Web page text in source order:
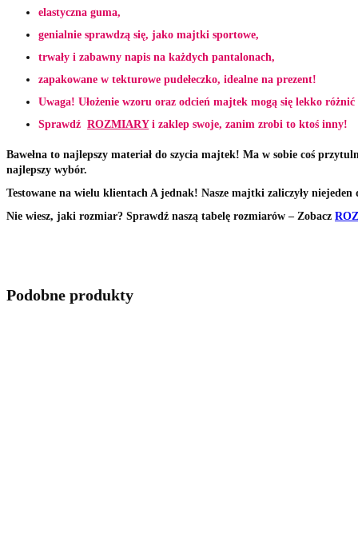
elastyczna guma,
genialnie sprawdzą się, jako majtki sportowe,
trwały i zabawny napis na każdych pantalonach,
zapakowane w tekturowe pudełeczko, idealne na prezent!
Uwaga! Ułożenie wzoru oraz odcień majtek mogą się lekko
Sprawdź ROZMIARYi zaklep swoje, zanim zrobi to ktoś inny!
Bawełna to najlepszy materiał do szycia majtek! Ma w sobie coś
najlepszy wybór.
Testowane na wielu klientach A jednak! Nasze majtki zaliczyły
Nie wiesz, jaki rozmiar? Sprawdź naszą tabelę rozmiarów – Zobacz
Podobne produkty